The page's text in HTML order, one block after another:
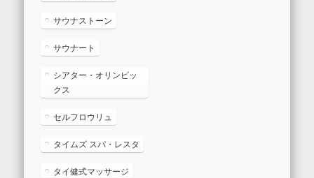
サウナストーン
サウナート
シアター・オリンピッ
クス
セルフロウリュ
タイムズ スパ・レスタ
タイ健式マッサージ